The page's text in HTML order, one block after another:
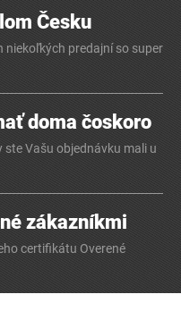
Česku
niekoľkých predajní so super
doma čoskoro
ste Vašu objednávku mali u
zákazníkmi
certifikátu Overené